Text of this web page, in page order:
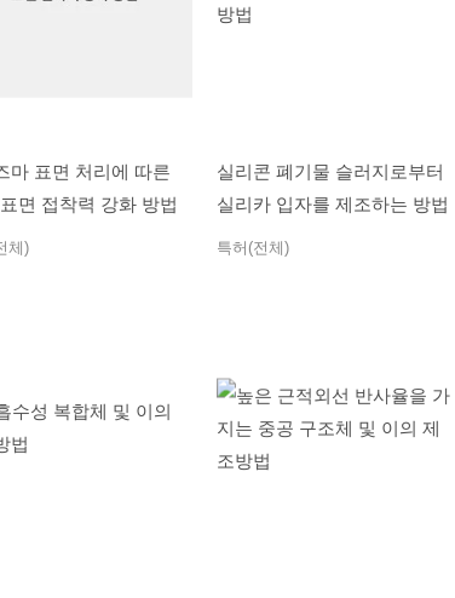
마 표면 처리에 따른
면 접착력 강화 방법
체)
실리콘 폐기물 슬러지로부터
실리카 입자를 제조하는 방법
특허(전체)